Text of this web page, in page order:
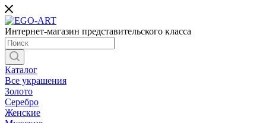
Интернет-магазин представительского класса
Каталог
Все украшения
Золото
Серебро
Женские